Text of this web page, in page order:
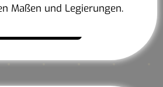
Maßen und Legierungen.